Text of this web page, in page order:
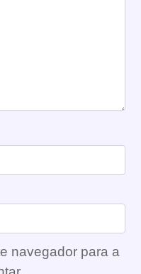
navegador para a